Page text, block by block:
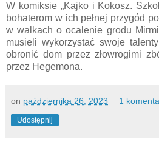
W komiksie „Kajko i Kokosz.
bohaterom w ich pełnej przygód
w walkach o ocalenie grodu
musieli wykorzystać swoje
obronić dom przez złowrogimi
przez Hegemona.
on października 26, 2023 1
Udostępnij